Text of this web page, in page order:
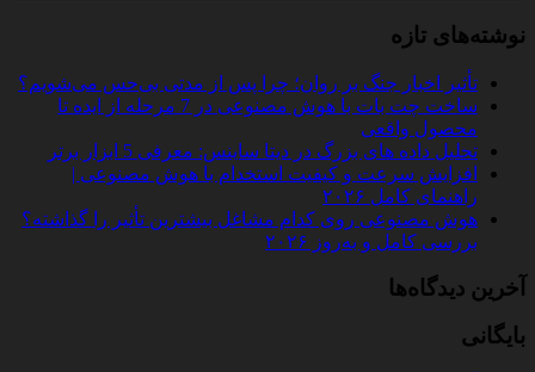
نوشته‌های تازه
تأثیر اخبار جنگ بر روان؛ چرا پس از مدتی بی‌حس می‌شویم؟
ساخت چت‌ بات با هوش مصنوعی در 7 مرحله از ایده تا
محصول واقعی
تحلیل داده‌ های بزرگ در دیتا ساینس: معرفی 5 ابزار برتر
افزایش سرعت و کیفیت استخدام با هوش مصنوعی |
راهنمای کامل ۲۰۲۶
هوش مصنوعی روی کدام مشاغل بیشترین تأثیر را گذاشته؟
بررسی کامل و به‌روز ۲۰۲۶
آخرین دیدگاه‌ها
بایگانی